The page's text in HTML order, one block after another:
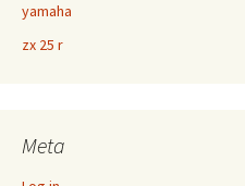
yamaha
zx 25 r
Meta